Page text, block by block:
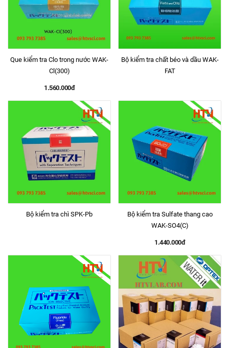
Que kiểm tra Clo trong nước WAK-
Cl(300)
1.560.000đ
Bộ kiểm tra chất béo và dầu WAK-
FAT
Bộ kiểm tra chì SPK-Pb
Bộ kiểm tra Sulfate thang cao
WAK-SO4(C)
1.440.000đ